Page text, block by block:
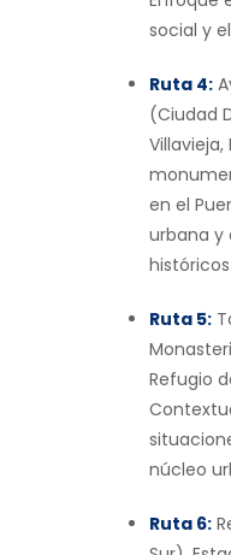
social y
Ruta 4:
(Ciudad
Villavieja,
en el
urbana y
históricos.
Ruta 5:
Refugio
núcleo
Ruta 6: